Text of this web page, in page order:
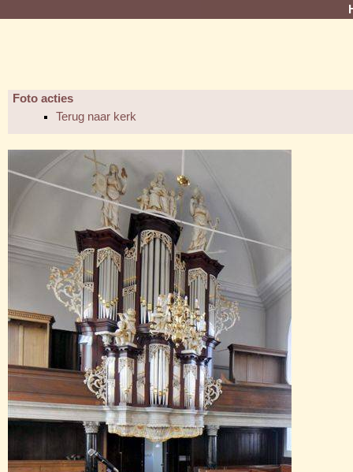
Foto acties
Terug naar kerk